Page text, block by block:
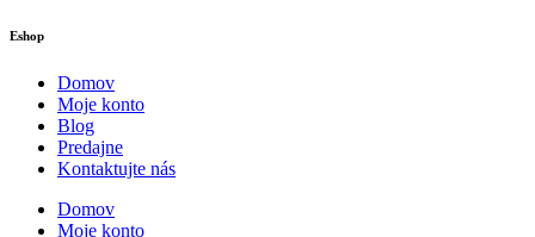
Eshop
Domov
Moje konto
Blog
Predajne
Kontaktujte nás
Domov
Moje konto